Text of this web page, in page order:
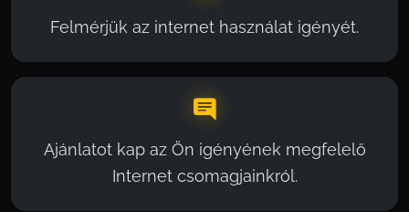
Felmérjük az internet használat igényét.
Ajánlatot kap az Ön igényének megfelelő
Internet csomagjainkról.